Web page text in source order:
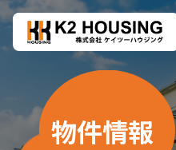
物件情報